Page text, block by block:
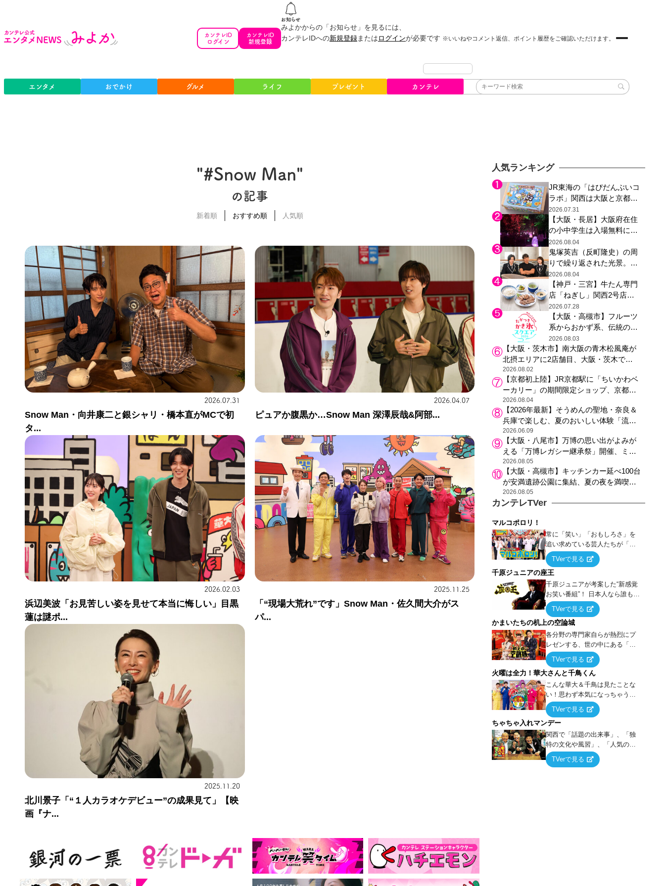
カンテレID
ログイン
カンテレID
新規登録
みよかからの「お知らせ」を見るには、
カンテレIDへの新規登録またはログインが必要です ※いいねやコメント返信、ポイント履歴をご確認いただけます。
エンタメ おでかけ グルメ ライフ プレゼント カンテレ
"#Snow Man"
の記事
新着順 おすすめ順 人気順
2026.07.31
Snow Man・向井康二と銀シャリ・橋本直がMCで初
タ...
2026.04.07
ピュアか腹黒か…Snow Man 深澤辰哉&阿部...
2026.02.03
浜辺美波「お見苦しい姿を見せて本当に悔しい」目黒
蓮は謎ポ...
2025.11.25
「“現場大荒れ”です」Snow Man・佐久間大介がス
パ...
2025.11.20
北川景子「“１人カラオケデビュー”の成果見て」【映
画『ナ...
人気ランキング
JR東海の「はぴだんぶいコ
ラボ」関西は大阪と京都の
み、日焼けしたポチャッコ
らサンリオキャラが描かれ
た駅弁やグッズが登場
2026.07.31
【大阪・長居】大阪府在住
の小中学生は入場無料に、
チームラボが「夏休みの自
由研究の課題に」と「ボタ
ニカルガーデン 大阪」へ招
待
2026.08.04
鬼塚英吉（反町隆史）の周
りで繰り返された光景。ド
ラマ『GTO』第３話で光っ
た演出の巧みさ
2026.08.04
【神戸・三宮】牛たん専門
店「ねぎし」関西2号店が
登場、ファンら「8月が待
ち遠しい」と早くから注目
2026.07.28
【大阪・高槻市】フルーツ
系からおかず系、伝統の天
然氷まで人気店が集結、高
槻阪急スクエアで「かき
氷」祭り
2026.08.03
【大阪・茨木市】南大阪の青木松風庵が
北摂エリアに2店舗目、大阪・茨木で
も“焼きたて”の月化粧が食べられる
2026.08.02
【京都初上陸】JR京都駅に「ちいかわベ
ーカリー」の期間限定ショップ、京都の
銘菓“おたべ”との限定コラボも
2026.08.04
【2026年最新】そうめんの聖地・奈良＆
兵庫で楽しむ、夏のおいしい体験「流し
そうめん体験」おすすめ3選
2026.06.09
【大阪・八尾市】万博の思い出がよみが
える「万博レガシー継承祭」開催、ミャ
クミャク登場、大屋根リング木材展示も
2026.08.05
【大阪・高槻市】キッチンカー延べ100台
が安満遺跡公園に集結、夏の夜を満喫す
る4日間のグルメイベント
2026.08.05
カンテレTVer
マルコポロリ！
常に「笑い」「おもしろさ」を
追い求めている芸人たちが「芸
能界」という大海原に漕ぎ出で
て、新たなオモシロ人間を発掘
する！
TVerで見る
千原ジュニアの座王
千原ジュニアが考案した“新感覚
お笑い番組”！ 日本人なら誰もが
馴染みのある『イス取りゲー
ム』をベースに、大喜利・ギャ
グ・モノボケ・歌…など様々な
お題で芸人がショートネタを競
い合う！
TVerで見る
かまいたちの机上の空論城
各分野の専門家自らが熱烈にプ
レゼンする、世の中にある「試
したことはないが、やってみた
らこうなる！…ハズ」という“机
上の空論”に若手芸人らがカラダ
を張って挑む！
TVerで見る
火曜は全力！華大さんと千鳥くん
こんな華大＆千鳥は見たことな
い！思わず本気になっちゃうゲ
ームに挑戦するバラエティー！
TVerで見る
ちゃちゃ入れマンデー
関西で「話題の出来事」、「独
特の文化や風習」、「人気の行
列ができる店」などあらゆるテ
ーマについて好き放題にちゃち
TVerで見る